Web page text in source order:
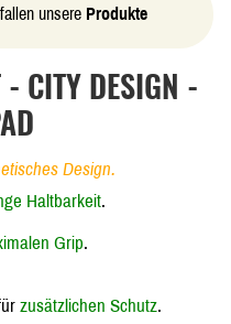
unsere Produkte
- CITY DESIGN -
Design.
Haltbarkeit.
Grip.
zusätzlichen Schutz.